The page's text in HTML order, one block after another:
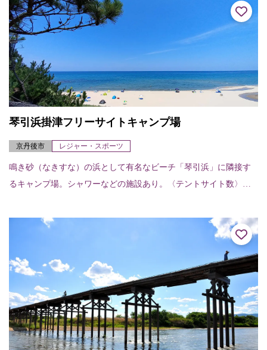
琴引浜掛津フリーサイトキャンプ場
京丹後市 レジャー・スポーツ
鳴き砂（なきすな）の浜として有名なビーチ「琴引浜」に隣接す
るキャンプ場。シャワーなどの施設あり。〈テントサイト数〉フ